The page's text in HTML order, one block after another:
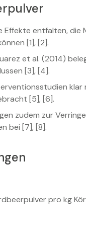
entfalten, die
[1], [2].
et al. (2014)
[3], [4].
[5], [6].
zudem zur
bei [7], [8].
pro kg